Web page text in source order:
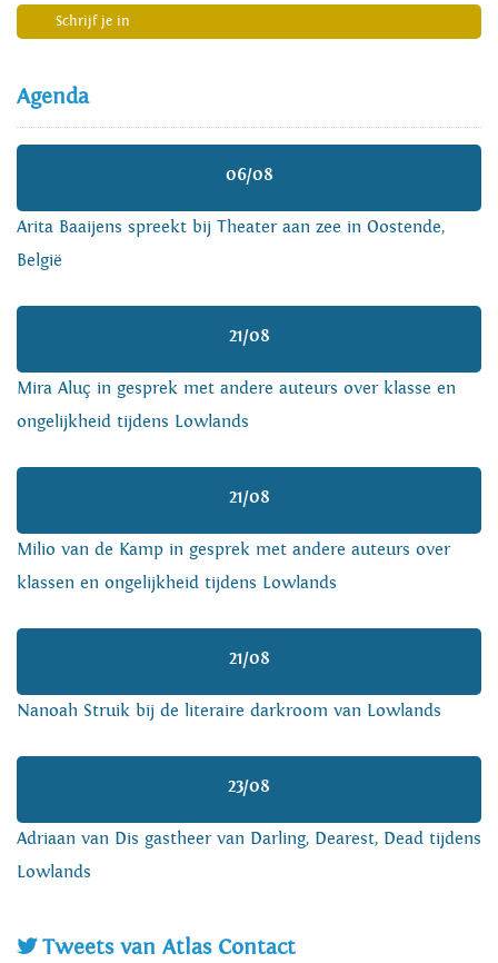
Schrijf je in
Agenda
06/08
Arita Baaijens spreekt bij Theater aan zee in Oostende,
België
21/08
Mira Aluç in gesprek met andere auteurs over klasse en
ongelijkheid tijdens Lowlands
21/08
Milio van de Kamp in gesprek met andere auteurs over
klassen en ongelijkheid tijdens Lowlands
21/08
Nanoah Struik bij de literaire darkroom van Lowlands
23/08
Adriaan van Dis gastheer van Darling, Dearest, Dead tijdens
Lowlands
Tweets van Atlas Contact